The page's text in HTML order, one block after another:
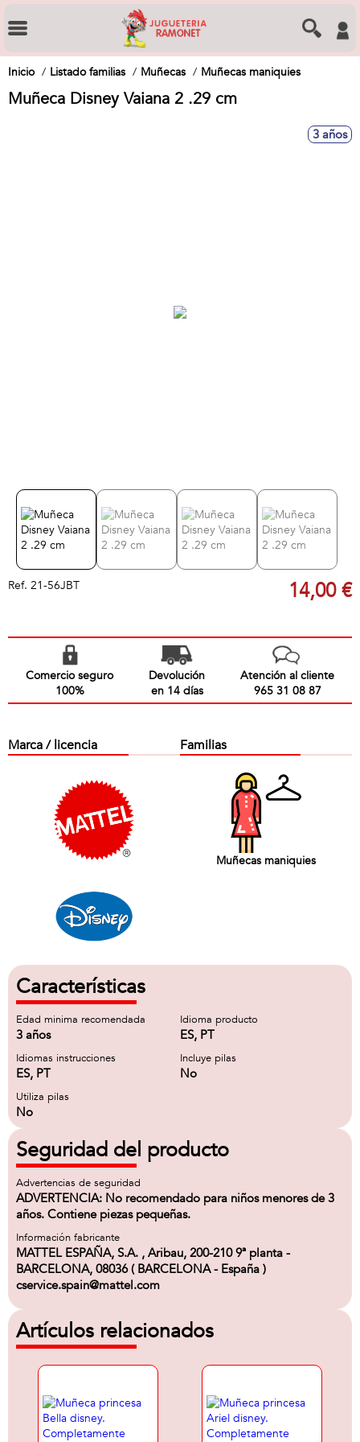
Inicio Listado familias Muñecas Muñecas maniquies
Muñeca Disney Vaiana 2 .29 cm
3 años
Ref. 21-56JBT 14,00 €
Comercio seguro
100%
Devolución
en 14 días
Atención al cliente
965 31 08 87
Marca / licencia Familias
Muñecas maniquies
Características
Edad minima recomendada
3 años
Idioma producto
ES, PT
Idiomas instrucciones
ES, PT
Incluye pilas
No
Utiliza pilas
No
Seguridad del producto
Advertencias de seguridad
ADVERTENCIA: No recomendado para niños menores de 3
años. Contiene piezas pequeñas.
Información fabricante
MATTEL ESPAÑA, S.A. , Aribau, 200-210 9ª planta -
BARCELONA, 08036 ( BARCELONA - España )
cservice.spain@mattel.com
Artículos relacionados